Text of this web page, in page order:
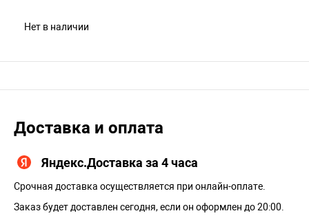
Нет в наличии
Доставка и оплата
Яндекс.Доставка за 4 часа
Срочная доставка осуществляется при онлайн-оплате.
Заказ будет доставлен сегодня, если он оформлен до 20:00.